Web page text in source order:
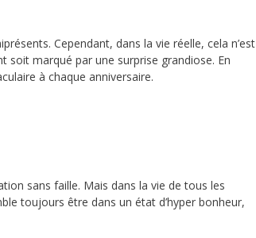
Cependant, dans la vie réelle, cela n’est
soit marqué par une surprise grandiose. En
à chaque anniversaire.
sans faille. Mais dans la vie de tous les
toujours être dans un état d’hyper bonheur,